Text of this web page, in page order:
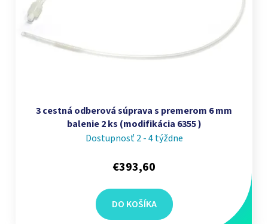
3 cestná odberová súprava s premerom 6 mm
balenie 2 ks (modifikácia 6355 )
Dostupnosť 2 - 4 týždne
€393,60
DO KOŠÍKA